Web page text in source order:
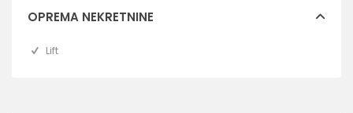
OPREMA NEKRETNINE
Lift